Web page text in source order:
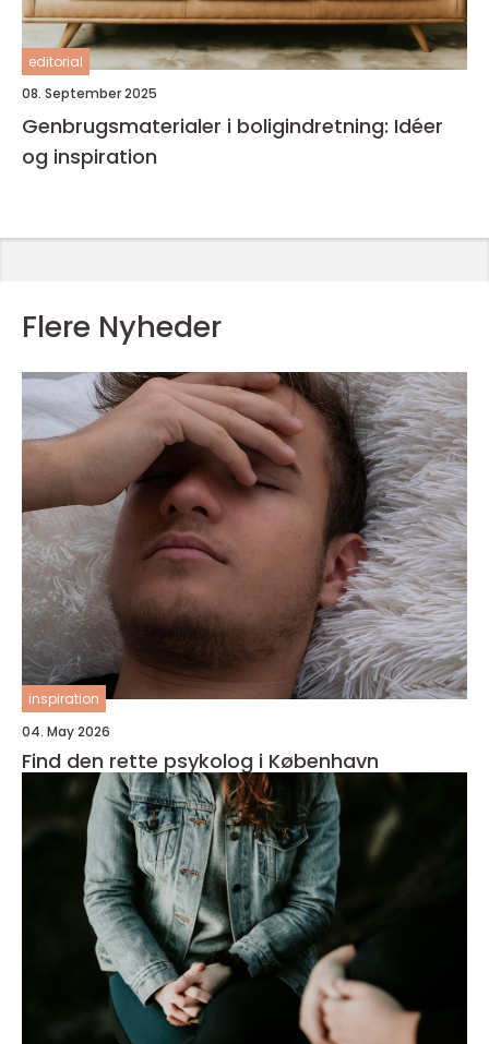
editorial
08. September 2025
Genbrugsmaterialer i boligindretning: Idéer
og inspiration
Flere Nyheder
inspiration
04. May 2026
Find den rette psykolog i København